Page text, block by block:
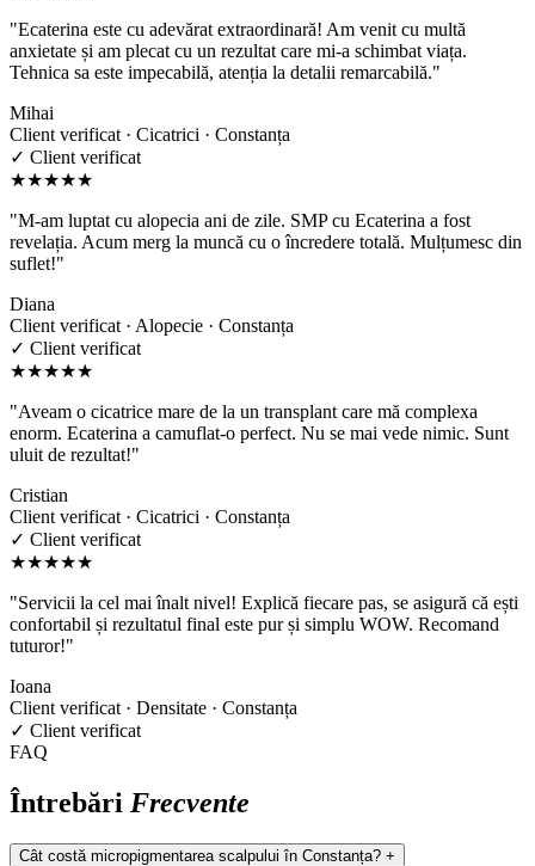
"Ecaterina este cu adevărat extraordinară! Am venit cu multă
anxietate și am plecat cu un rezultat care mi-a schimbat viața.
Tehnica sa este impecabilă, atenția la detalii remarcabilă."
Mihai
Client verificat · Cicatrici · Constanța
✓ Client verificat
★★★★★
"M-am luptat cu alopecia ani de zile. SMP cu Ecaterina a fost
revelația. Acum merg la muncă cu o încredere totală. Mulțumesc din
suflet!"
Diana
Client verificat · Alopecie · Constanța
✓ Client verificat
★★★★★
"Aveam o cicatrice mare de la un transplant care mă complexa
enorm. Ecaterina a camuflat-o perfect. Nu se mai vede nimic. Sunt
uluit de rezultat!"
Cristian
Client verificat · Cicatrici · Constanța
✓ Client verificat
★★★★★
"Servicii la cel mai înalt nivel! Explică fiecare pas, se asigură că ești
confortabil și rezultatul final este pur și simplu WOW. Recomand
tuturor!"
Ioana
Client verificat · Densitate · Constanța
✓ Client verificat
FAQ
Întrebări Frecvente
Cât costă micropigmentarea scalpului în Constanța? +